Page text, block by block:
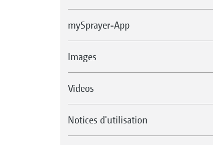
mySprayer-App
Images
Videos
Notices d'utilisation